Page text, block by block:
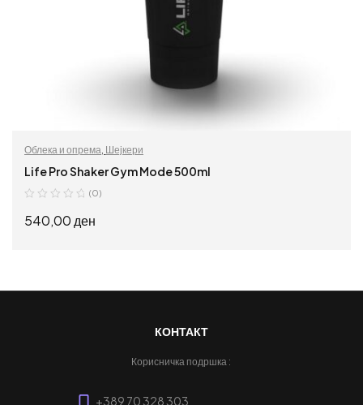
Облека и опрема Шејкери
Life Pro Shaker Gym Mode 500ml
(0)
540,00 ден
КОНТАКТ
Корисничка подршка :
+389 70 328 303